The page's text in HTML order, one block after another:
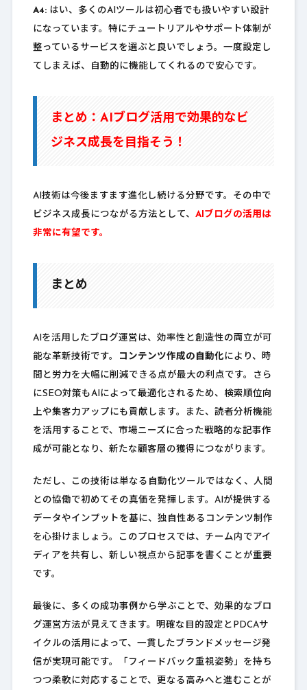
A4:はい、多くのAIツールは初心者でも扱いやすい設計
になっています。特にチュートリアルやサポート体制が
整っているサービスを選ぶと良いでしょう。一度設定し
てしまえば、自動的に機能してくれるので安心です。
まとめ：AIブログ活用で効果的なビ
ジネス成長を目指そう！
AI技術は今後ますます進化し続ける分野です。その中で
ビジネス成長につながる方法として、 AIブログの活用は
非常に有望です。
まとめ
AIを活用したブログ運営は、効率性と創造性の両立が可
能な革新技術です。 コンテンツ作成の自動化により、時
間と労力を大幅に削減できる点が最大の利点です。さら
にSEO対策もAIによって最適化されるため、検索順位向
上や集客力アップにも貢献します。また、読者分析機能
を活用することで、市場ニーズに合った戦略的な記事作
成が可能となり、新たな顧客層の獲得につながります。
ただし、この技術は単なる自動化ツールではなく、人間
との協働で初めてその真価を発揮します。AIが提供する
データやインプットを基に、独自性あるコンテンツ制作
を心掛けましょう。このプロセスでは、チーム内でアイ
ディアを共有し、新しい視点から記事を書くことが重要
です。
最後に、多くの成功事例から学ぶことで、効果的なブロ
グ運営方法が見えてきます。明確な目的設定とPDCAサ
イクルの活用によって、一貫したブランドメッセージ発
信が実現可能です。「フィードバック重視姿勢」を持ち
つつ柔軟に対応することで、更なる高みへと進むことが